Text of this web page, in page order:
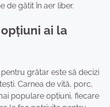
de gătit în aer liber.
ai la
grătar este să decizi
Carnea de vită, porc,
populare opțiuni, fiecare